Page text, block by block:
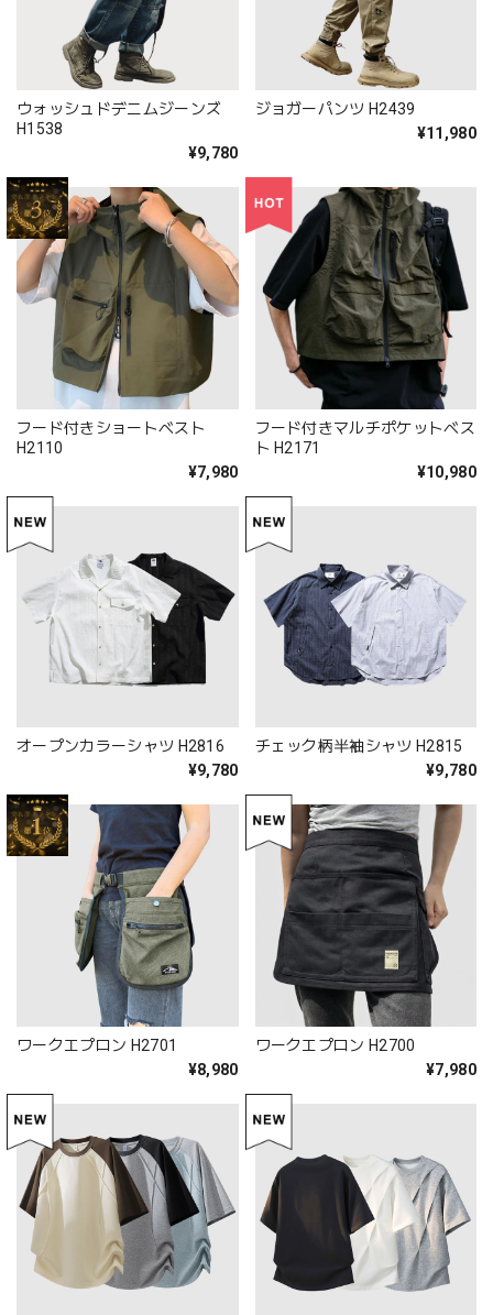
ウォッシュドデニムジーンズ
H1538
¥9,780
ジョガーパンツ H2439
¥11,980
フード付きショートベスト
H2110
¥7,980
フード付きマルチポケットベス
ト H2171
¥10,980
オープンカラーシャツ H2816
¥9,780
チェック柄半袖シャツ H2815
¥9,780
ワークエプロン H2701
¥8,980
ワークエプロン H2700
¥7,980